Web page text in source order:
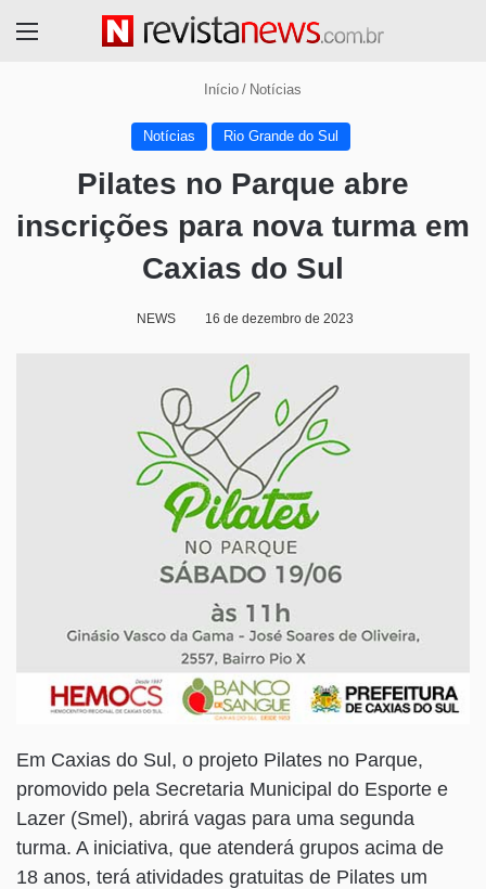
Início / Notícias
Notícias Rio Grande do Sul
Pilates no Parque abre
inscrições para nova turma em
Caxias do Sul
NEWS 16 de dezembro de 2023
Em Caxias do Sul, o projeto Pilates no Parque,
promovido pela Secretaria Municipal do Esporte e
Lazer (Smel), abrirá vagas para uma segunda
turma. A iniciativa, que atenderá grupos acima de
18 anos, terá atividades gratuitas de Pilates um